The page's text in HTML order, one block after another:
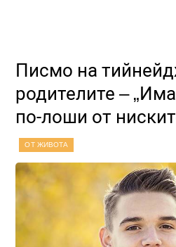
Писмо на
родителите –
по-лоши от
ОТ ЖИВОТА